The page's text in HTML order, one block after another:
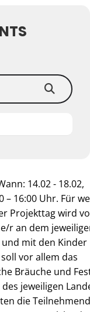
14.02 - 18.02,
– 16:00 Uhr. Für
Projekttag wird
r an dem
mit den Kinder
vor allem das
Bräuche und
jeweiligen
die